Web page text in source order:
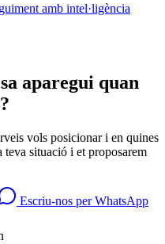
amb intel·ligència
aparegui quan
vols posicionar i en quines
situació i et proposarem
Escriu-nos per WhatsApp